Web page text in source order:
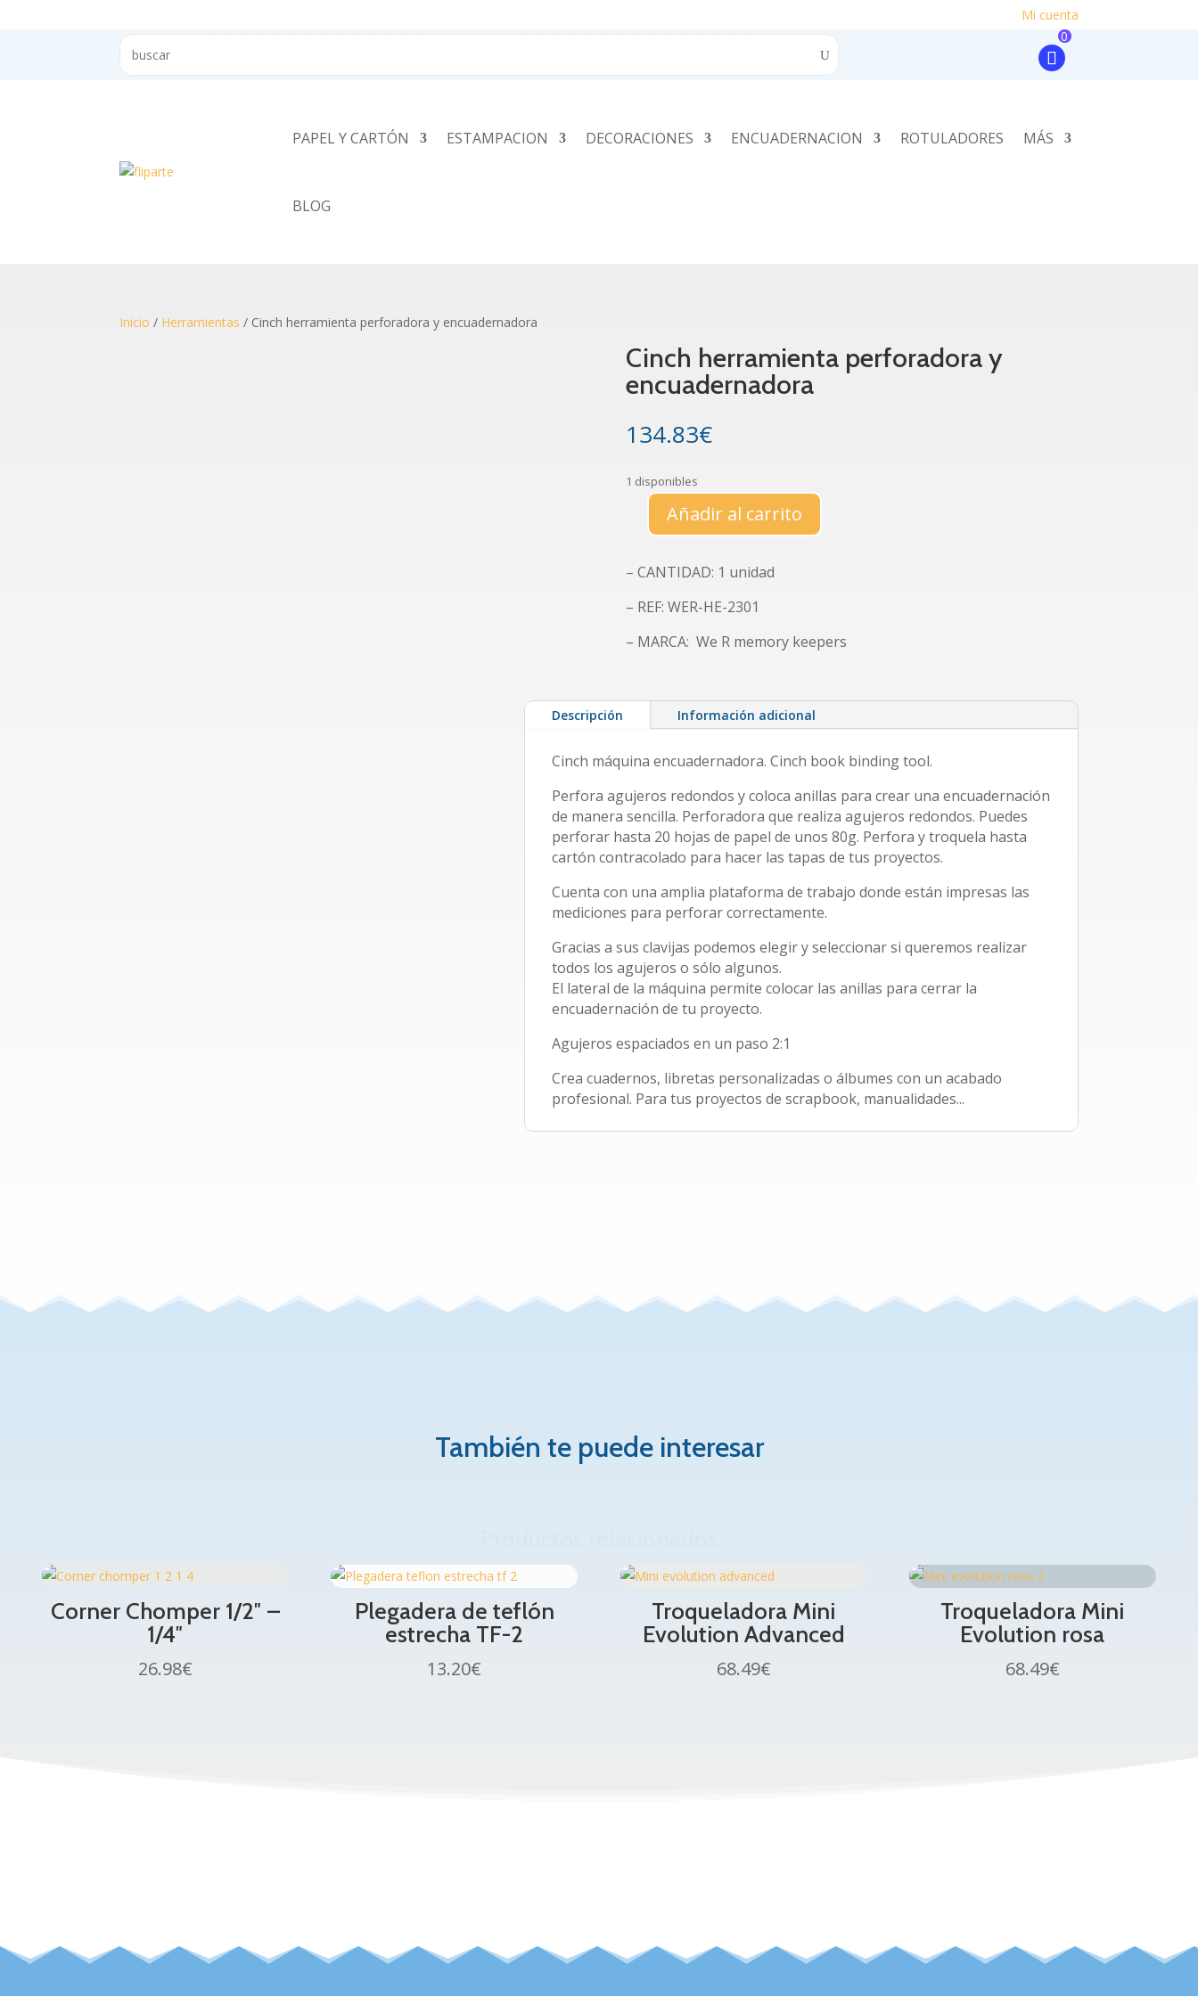
Mi cuenta
0
PAPEL Y CARTÓN ESTAMPACION DECORACIONES ENCUADERNACION ROTULADORES MÁS
BLOG
Inicio / Herramientas / Cinch herramienta perforadora y encuadernadora
Cinch herramienta perforadora y
encuadernadora
134.83€
1 disponibles
perforadora
encuadernadora
Añadir al carrito
– CANTIDAD: 1 unidad
– REF: WER-HE-2301
– MARCA: We R memory keepers
Descripción Información adicional
Cinch máquina encuadernadora. Cinch book binding tool.
Perfora agujeros redondos y coloca anillas para crear una encuadernación
de manera sencilla. Perforadora que realiza agujeros redondos. Puedes
perforar hasta 20 hojas de papel de unos 80g. Perfora y troquela hasta
cartón contracolado para hacer las tapas de tus proyectos.
Cuenta con una amplia plataforma de trabajo donde están impresas las
mediciones para perforar correctamente.
Gracias a sus clavijas podemos elegir y seleccionar si queremos realizar
todos los agujeros o sólo algunos.
El lateral de la máquina permite colocar las anillas para cerrar la
encuadernación de tu proyecto.
Agujeros espaciados en un paso 2:1
Crea cuadernos, libretas personalizadas o álbumes con un acabado
profesional. Para tus proyectos de scrapbook, manualidades...
También te puede interesar
Corner Chomper 1/2″ –
1/4″
26.98€
Plegadera de teflón
estrecha TF-2
13.20€
Troqueladora Mini
Evolution Advanced
68.49€
Troqueladora Mini
Evolution rosa
68.49€